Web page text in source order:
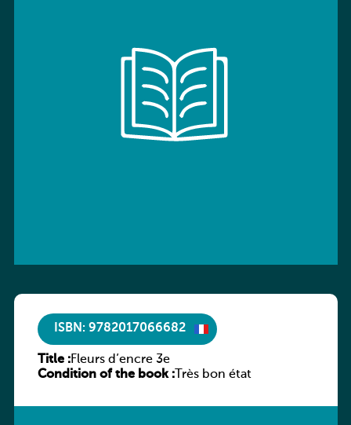
ISBN: 9782017066682
Title :Fleurs d’encre 3e
Condition of the book :Très bon état